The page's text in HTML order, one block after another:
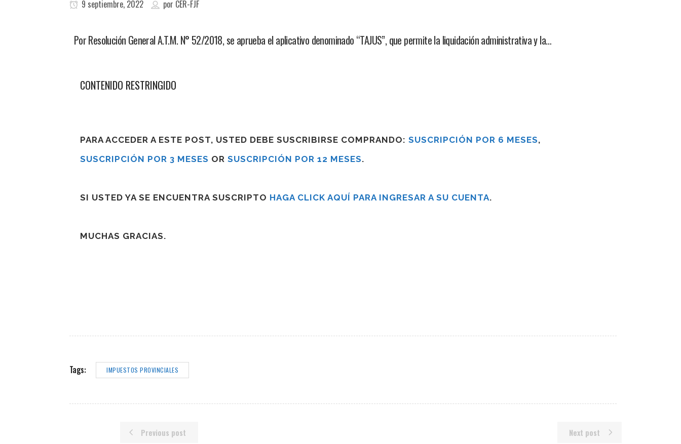
9 septiembre, 2022 por CER-FJF
Por Resolución General A.T.M. N° 52/2018, se aprueba el aplicativo denominado “TAJUS”, que permite la liquidación administrativa y la…
CONTENIDO RESTRINGIDO
PARA ACCEDER A ESTE POST, USTED DEBE SUSCRIBIRSE COMPRANDO: SUSCRIPCIÓN POR 6 MESES,
SUSCRIPCIÓN POR 3 MESES OR SUSCRIPCIÓN POR 12 MESES.
SI USTED YA SE ENCUENTRA SUSCRIPTO HAGA CLICK AQUÍ PARA INGRESAR A SU CUENTA.
MUCHAS GRACIAS.
Tags: IMPUESTOS PROVINCIALES
Previous post Next post